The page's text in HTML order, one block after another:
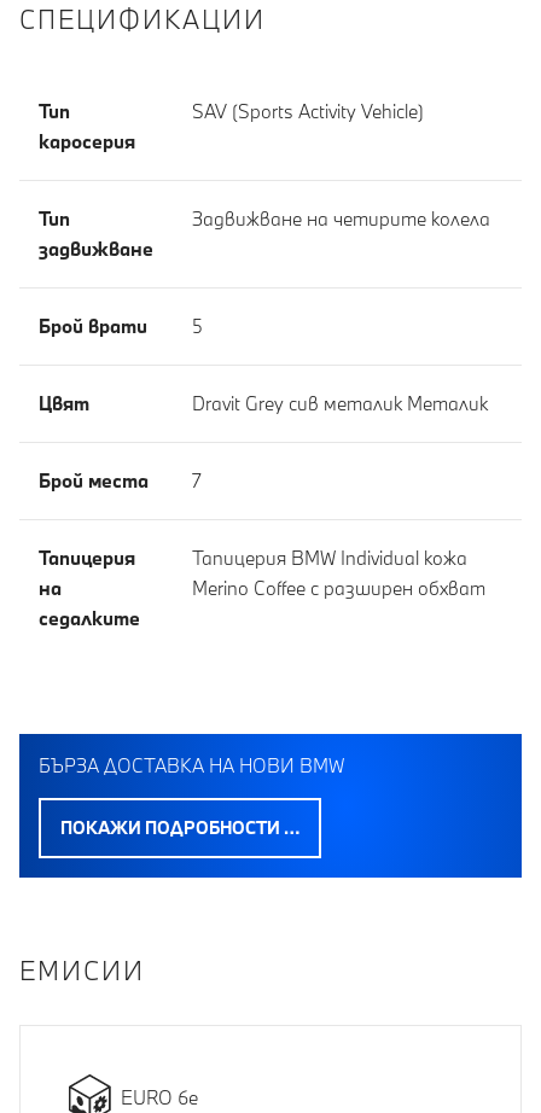
СПЕЦИФИКАЦИИ
Тип
каросерия
SAV (Sports Activity Vehicle)
Тип
задвижване
Задвижване на четирите колела
Брой врати 5
Цвят Dravit Grey сив металик Meталик
Брой места 7
Тапицерия
на
седалките
Тапицерия BMW Individual кожa
Merino Coffee с разширен обхват
БЪРЗА ДОСТАВКА НА НОВИ BMW
ПОКАЖИ ПОДРОБНОСТИ …
EМИСИИ
EURO 6e